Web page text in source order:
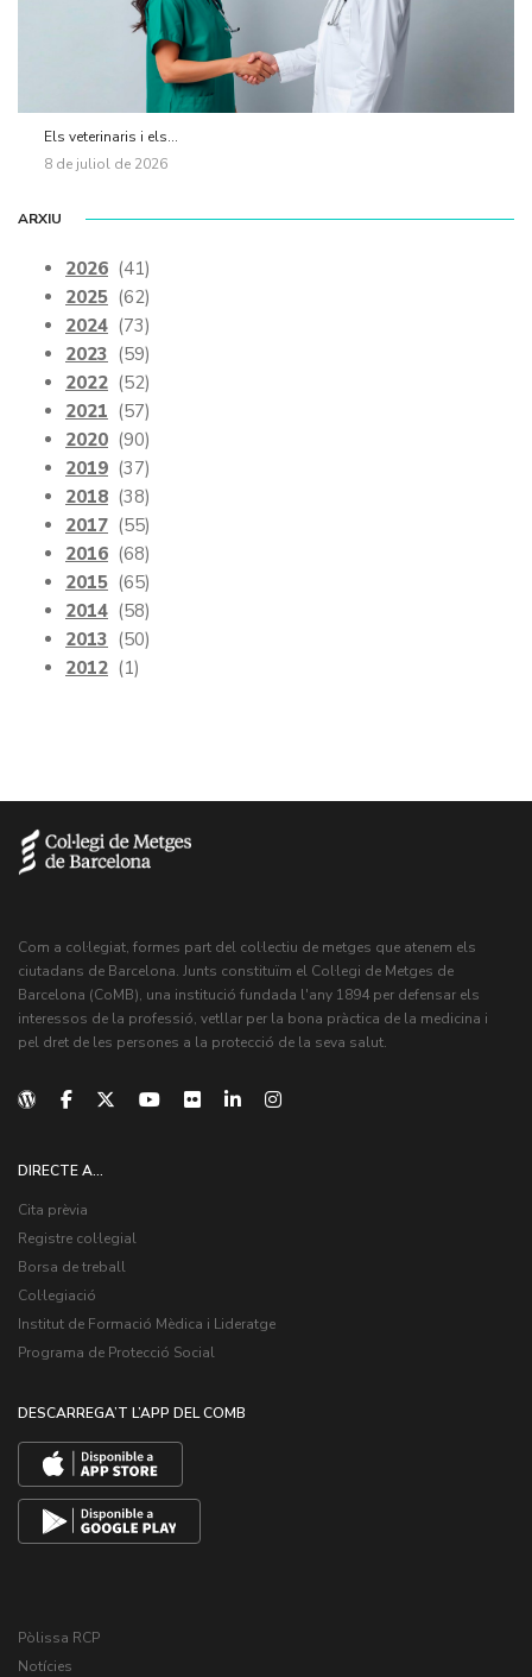
Els veterinaris i els...
8 de juliol de 2026
ARXIU
2026 (41)
2025 (62)
2024 (73)
2023 (59)
2022 (52)
2021 (57)
2020 (90)
2019 (37)
2018 (38)
2017 (55)
2016 (68)
2015 (65)
2014 (58)
2013 (50)
2012 (1)
Com a col·legiat, formes part del col·lectiu de metges que atenem els
ciutadans de Barcelona. Junts constituïm el Col·legi de Metges de
Barcelona (CoMB), una institució fundada l'any 1894 per defensar els
interessos de la professió, vetllar per la bona pràctica de la medicina i
pel dret de les persones a la protecció de la seva salut.
DIRECTE A...
Cita prèvia
Registre col·legial
Borsa de treball
Col·legiació
Institut de Formació Mèdica i Lideratge
Programa de Protecció Social
DESCARREGA’T L’APP DEL COMB
Pòlissa RCP
Notícies